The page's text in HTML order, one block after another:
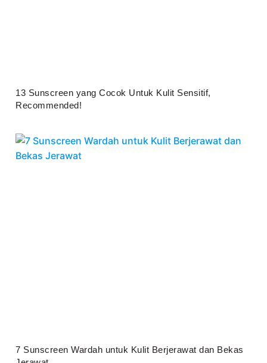
13 Sunscreen yang Cocok Untuk Kulit Sensitif,
Recommended!
7 Sunscreen Wardah untuk Kulit Berjerawat dan Bekas